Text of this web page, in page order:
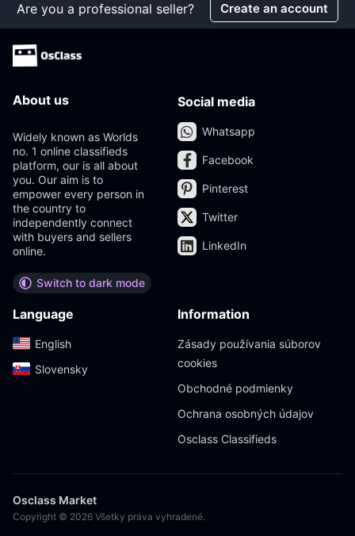
Are you a professional seller? Create an account
About us
Widely known as Worlds
no. 1 online classifieds
platform, our is all about
you. Our aim is to
empower every person in
the country to
independently connect
with buyers and sellers
online.
Switch to dark mode
Social media
Whatsapp
Facebook
Pinterest
Twitter
LinkedIn
Language
English‎
Slovensky‎
Information
Zásady používania súborov
cookies
Obchodné podmienky
Ochrana osobných údajov
Osclass Classifieds
Osclass Market
Copyright © 2026 Všetky práva vyhradené.